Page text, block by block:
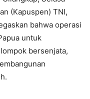
(Kapuspen) TNI,
bahwa operasi
untuk
bersenjata,